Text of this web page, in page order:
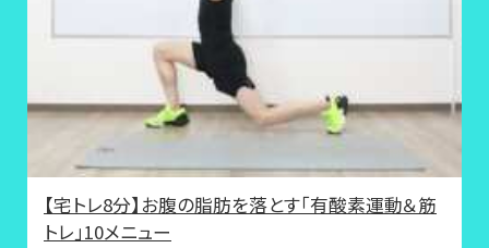
【宅トレ8分】お腹の脂肪を落とす「有酸素運動＆筋
トレ」10メニュー